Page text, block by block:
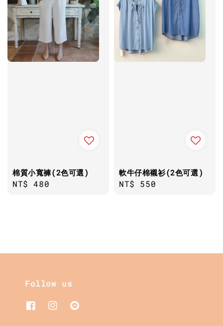
棉質小寬褲(2色可選)
Regular
NT$ 480
軟牛仔棉襯衫(2色可選)
Regular
NT$ 550
Follow us